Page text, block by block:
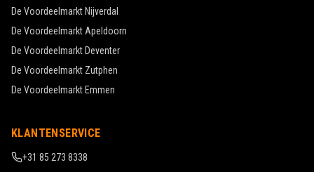
De Voordeelmarkt Nijverdal
De Voordeelmarkt Apeldoorn
De Voordeelmarkt Deventer
De Voordeelmarkt Zutphen
De Voordeelmarkt Emmen
KLANTENSERVICE
+31 85 273 8338